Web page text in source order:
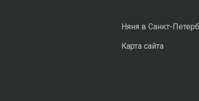
Няня в Санкт-
Карта сайта